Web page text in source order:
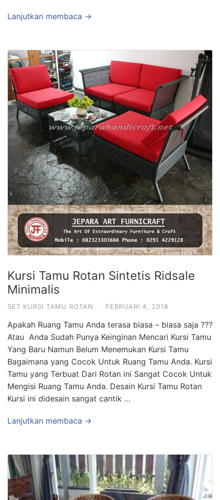
Lanjutkan membaca →
Kursi Tamu Rotan Sintetis Ridsale
Minimalis
SET KURSI TAMU ROTAN · FEBRUARI 4, 2018
Apakah Ruang Tamu Anda terasa biasa – biasa saja ???
Atau Anda Sudah Punya Keinginan Mencari Kursi Tamu
Yang Baru Namun Belum Menemukan Kursi Tamu
Bagaimana yang Cocok Untuk Ruang Tamu Anda. Kursi
Tamu yang Terbuat Dari Rotan ini Sangat Cocok Untuk
Mengisi Ruang Tamu Anda. Desain Kursi Tamu Rotan
Kursi ini didesain sangat cantik …
Lanjutkan membaca →